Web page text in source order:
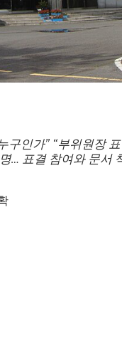
구인가” “부위원장
… 표결 참여와 문서